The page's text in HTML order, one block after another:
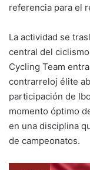
referencia para el
La actividad se
central del
Cycling Team
contrarreloj élite
participación de
momento óptimo
en una disciplina
de campeonatos.